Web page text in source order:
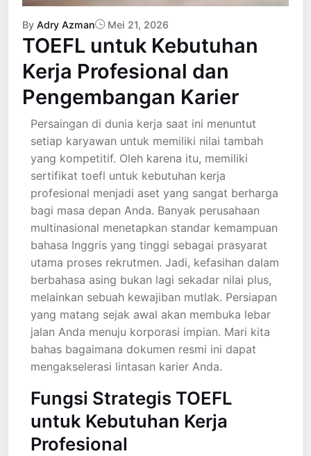
By Adry Azman Mei 21, 2026
TOEFL untuk Kebutuhan
Kerja Profesional dan
Pengembangan Karier
Persaingan di dunia kerja saat ini menuntut
setiap karyawan untuk memiliki nilai tambah
yang kompetitif. Oleh karena itu, memiliki
sertifikat toefl untuk kebutuhan kerja
profesional menjadi aset yang sangat berharga
bagi masa depan Anda. Banyak perusahaan
multinasional menetapkan standar kemampuan
bahasa Inggris yang tinggi sebagai prasyarat
utama proses rekrutmen. Jadi, kefasihan dalam
berbahasa asing bukan lagi sekadar nilai plus,
melainkan sebuah kewajiban mutlak. Persiapan
yang matang sejak awal akan membuka lebar
jalan Anda menuju korporasi impian. Mari kita
bahas bagaimana dokumen resmi ini dapat
mengakselerasi lintasan karier Anda.
Fungsi Strategis TOEFL
untuk Kebutuhan Kerja
Profesional